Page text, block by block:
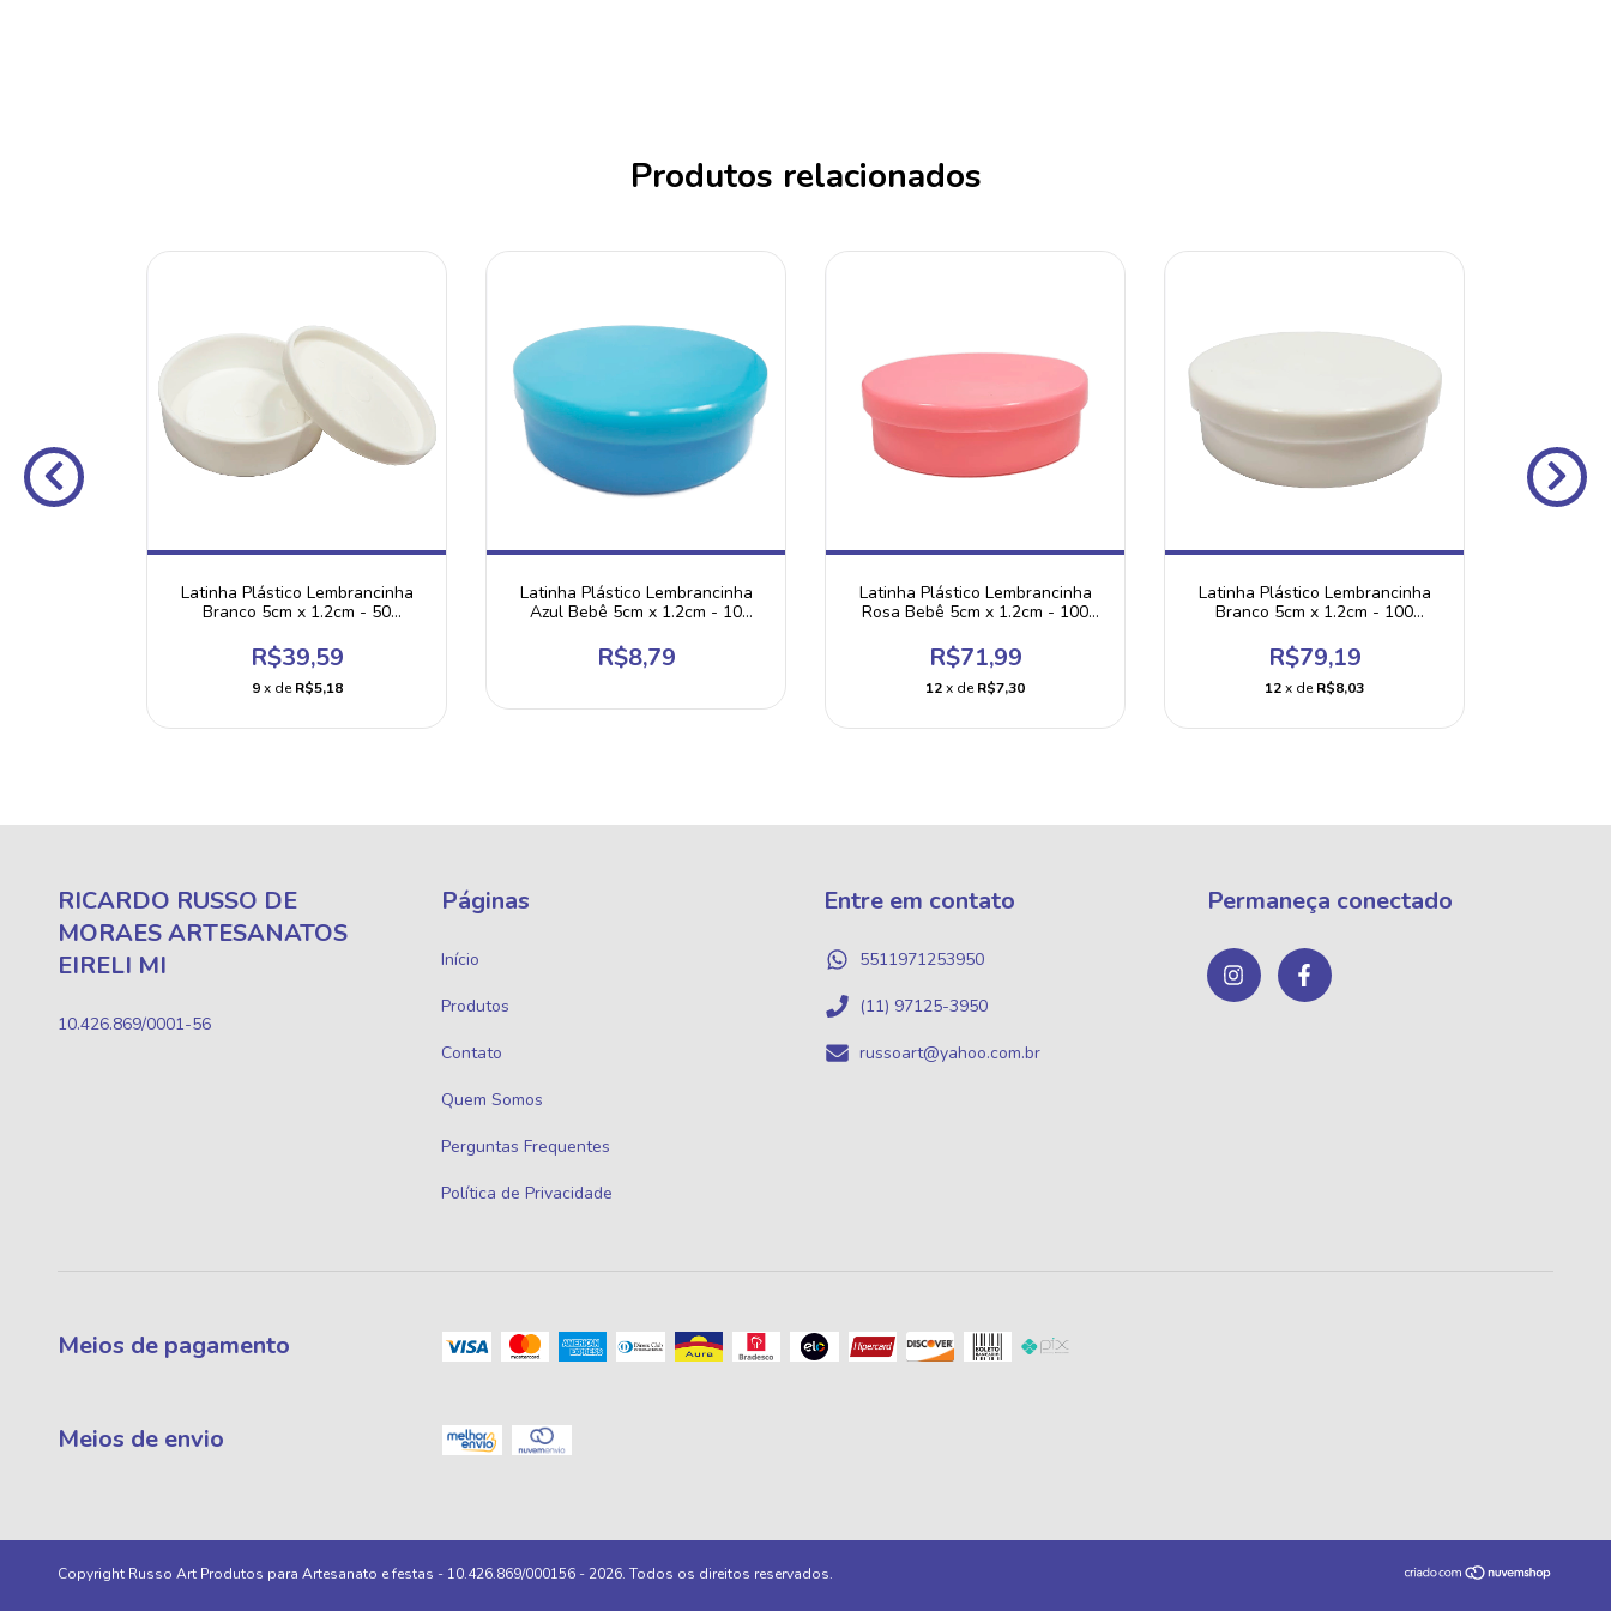
Produtos relacionados
Latinha Plástico Lembrancinha
Branco 5cm x 1.2cm - 50
R$39,59
9 x deR$5,18
Latinha Plástico Lembrancinha
Azul Bebê 5cm x 1.2cm - 10
R$8,79
Latinha Plástico Lembrancinha
Rosa Bebê 5cm x 1.2cm - 100
R$71,99
12x deR$7,30
Latinha Plástico Lembrancinha
Branco 5cm x 1.2cm - 100
R$79,19
12x deR$8,03
RICARDO RUSSO DE
MORAES ARTESANATOS
EIRELI MI
10.426.869/0001-56
Páginas
Início
Produtos
Contato
Quem Somos
Perguntas Frequentes
Política de Privacidade
Entre em contato
5511971253950
(11) 97125-3950
russoart@yahoo.com.br
Permaneça conectado
Meios de pagamento
Meios de envio
Copyright Russo Art Produtos para Artesanato e festas - 10.426.869/000156 - 2026. Todos os direitos reservados.